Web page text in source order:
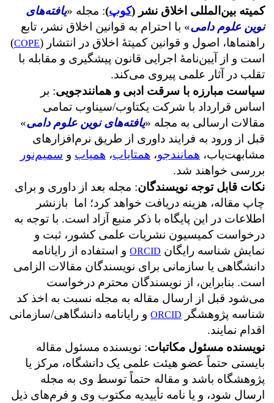
کمیته بین‌المللی اخلاق نشر (کوپ): مجله «یافته‌های
نوین علوم دامی» با احترام به قوانین اخلاق نشر، تابع
راهنماها، اصول و قوانین کمیتۀ اخلاق در انتشار (COPE
)
است و از آیین‌نامۀ اجرایی قانون پیشگیری و مقابله با
تقلب در آثار علمی پیروی می‌کند.
سیاست مبارزه با سرقت ادبی و همانندجویی: بر
اساس قرارداد با شرکت یکتاوب/سیناوب تمامی
مقالات ارسالی به مجله «یافته‌های نوین علوم دامی»
قبل از ورود به فرایند داوری از طریق نرم‌افزارهای
مشابهت‌یاب، همانندجو، همتایاب، همیاب و سمیم‌نور
بررسی خواهند شد.
نکات قابل توجه نویسندگان: مجله بعد از داوری و برای
چاپ مقاله، هزینه دریافت خواهد کرد؛ اما بازنشر
اطلاعات در این پایگاه با ذکر منبع آزاد است. با توجه به
درخواست کمیسیون نشریات علمی کشور، ثبت و
نمایش شناسه رایگان ORCID و استفاده از رایانامه
دانشگاهی یا سازمانی برای نویسندگان مقالات الزامی
است. بنابراین، از نویسندگان محترم درخواست
می‌شود قبل از ارسال مقاله به مجله نسبت به اخذ کد
شناسه پژوهشگر
ORCID و رایانامه دانشگاهی/سازمانی
اقدام نمایند.
نویسنده مسئول مکاتبات: نویسنده مسئول مقاله
بایستی حتماً عضو هیئت علمی یک دانشگاه، مرکز یا
پژوهشگاه باشد و مقاله حتماً توسط وی به مجله
ارسال شود، و یا نامه تأییدیه مکتوب وی و فرم‌های ذیل